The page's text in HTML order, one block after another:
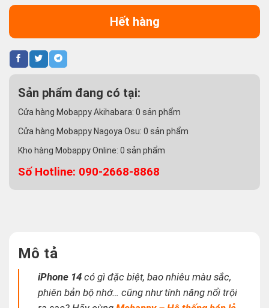
Hết hàng
Sản phẩm đang có tại:
Cửa hàng Mobappy Akihabara: 0 sản phẩm
Cửa hàng Mobappy Nagoya Osu: 0 sản phẩm
Kho hàng Mobappy Online: 0 sản phẩm
Số Hotline: 090-2668-8868
Mô tả
iPhone 14có gì đặc biệt, bao nhiêu màu sắc,
phiên bản bộ nhớ… cũng như tính năng nổi trội